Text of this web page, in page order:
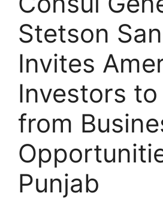
Stetson
Invites
Investors
from
Punjab